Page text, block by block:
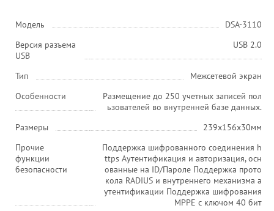
Модель
DSA-3110
Версия разъема
USB
USB 2.0
Тип
Межсетевой экран
Особенности
Размещение до 250 учетных записей пол
ьзователей во внутренней базе данных.
Размеры
239x156x30мм
Прочие
функции
безопасности
Поддержка шифрованного соединения h
ttps Аутентификация и авторизация, осн
ованные на ID/Пароле Поддержка прото
кола RADIUS и внутреннего механизма а
утентификации Поддержка шифрования
MPPE с ключом 40 бит